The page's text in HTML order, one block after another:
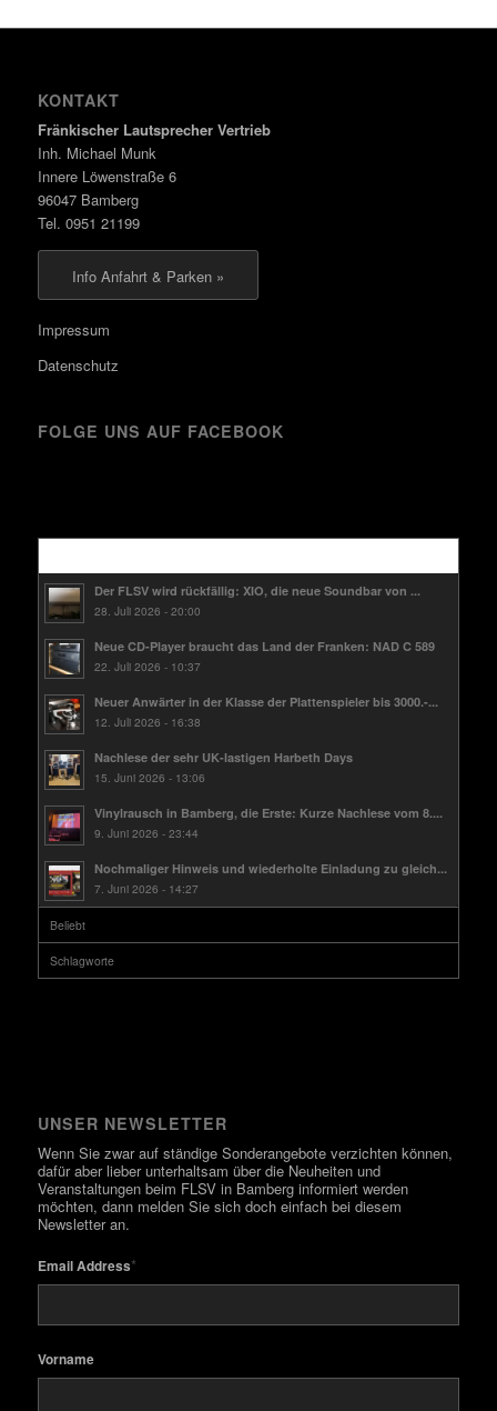
KONTAKT
Fränkischer Lautsprecher Vertrieb
Inh. Michael Munk
Innere Löwenstraße 6
96047 Bamberg
Tel. 0951 21199
Info Anfahrt & Parken »
Impressum
Datenschutz
FOLGE UNS AUF FACEBOOK
Der FLSV wird rückfällig: XIO, die neue Soundbar von ...
28. Juli 2026 - 20:00
Neue CD-Player braucht das Land der Franken: NAD C 589
22. Juli 2026 - 10:37
Neuer Anwärter in der Klasse der Plattenspieler bis 3000.-...
12. Juli 2026 - 16:38
Nachlese der sehr UK-lastigen Harbeth Days
15. Juni 2026 - 13:06
Vinylrausch in Bamberg, die Erste: Kurze Nachlese vom 8....
9. Juni 2026 - 23:44
Nochmaliger Hinweis und wiederholte Einladung zu gleich...
7. Juni 2026 - 14:27
Beliebt
Schlagworte
UNSER NEWSLETTER
Wenn Sie zwar auf ständige Sonderangebote verzichten können,
dafür aber lieber unterhaltsam über die Neuheiten und
Veranstaltungen beim FLSV in Bamberg informiert werden
möchten, dann melden Sie sich doch einfach bei diesem
Newsletter an.
Email Address*
Vorname